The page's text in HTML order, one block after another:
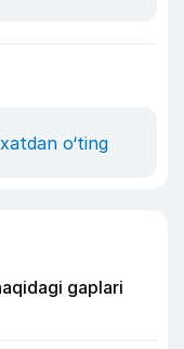
o‘ting
gaplari